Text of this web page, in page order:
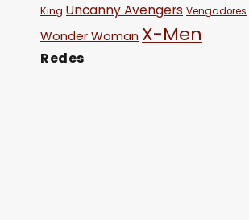
King Uncanny Avengers Vengadores
Wonder Woman X-Men
Redes